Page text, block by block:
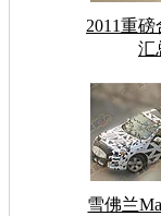
2011重
汇
雪佛兰